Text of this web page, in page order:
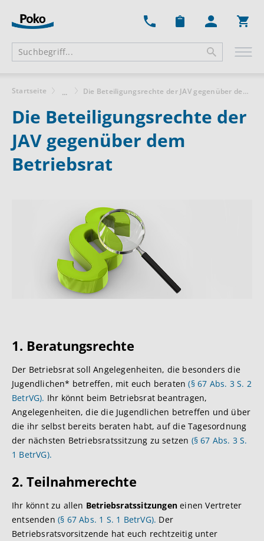
Startseite ... Die Beteiligungsrechte der JAV gegenüber dem Betriebsrat
Die Beteiligungsrechte der
JAV gegenüber dem
Betriebsrat
1. Beratungsrechte
Der Betriebsrat soll Angelegenheiten, die besonders die
Jugendlichen* betreffen, mit euch beraten(§ 67 Abs. 3 S. 2
BetrVG). Ihr könnt beim Betriebsrat beantragen,
Angelegenheiten, die die Jugendlichen betreffen und über
die ihr selbst bereits beraten habt, auf die Tagesordnung
der nächsten Betriebsratssitzung zu setzen (§ 67 Abs. 3 S.
1 BetrVG).
2. Teilnahmerechte
Ihr könnt zu allen Betriebsratssitzungen einen Vertreter
entsenden (§ 67 Abs. 1 S. 1 BetrVG). Der
Betriebsratsvorsitzende hat euch rechtzeitig unter